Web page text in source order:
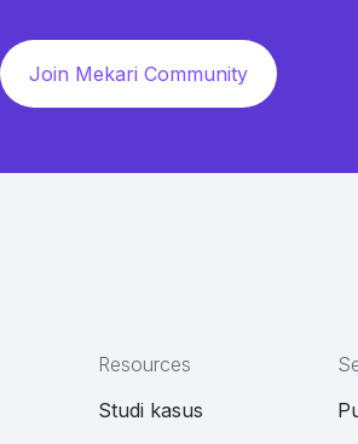
Join Mekari Community
Resources
Studi kasus